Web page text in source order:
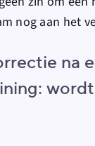
nog aan het
na